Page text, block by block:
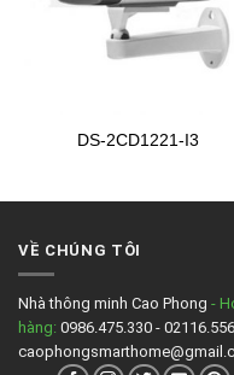
DS-2CD1221-I3
VỀ CHÚNG TÔI
Nhà thông minh Cao Phong -
hàng: 0986.475.330 -